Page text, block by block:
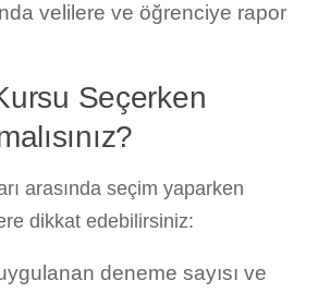
velilere ve öğrenciye rapor
Seçerken
arasında seçim yaparken
dikkat edebilirsiniz:
deneme sayısı ve